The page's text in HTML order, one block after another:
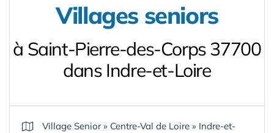
Villages seniors
à Saint-Pierre-des-Corps 37700
dans Indre-et-Loire
Village Senior» Centre-Val de Loire » Indre-et-